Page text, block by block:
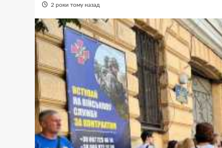
2 роки тому назад